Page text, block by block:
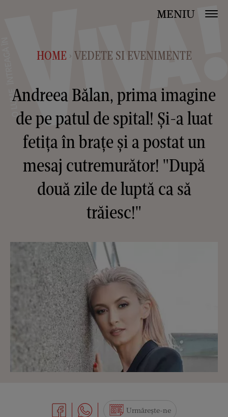
MENIU
HOME > VEDETE SI EVENIMENTE
Andreea Bălan, prima imagine
de pe patul de spital! Și-a luat
fetița în brațe și a postat un
mesaj cutremurător! "După
două zile de luptă ca să
trăiesc!"
Urmărește-ne